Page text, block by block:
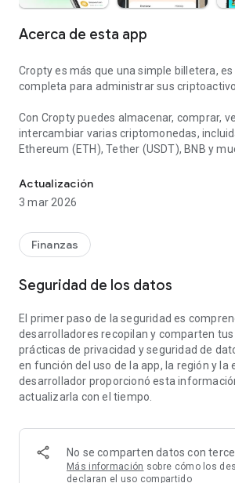
Acerca de esta app
Cropty es más que una simple billetera,
completa para administrar sus
Con Cropty puedes almacenar, comprar,
intercambiar varias criptomonedas,
Ethereum (ETH), Tether (USDT), BNB y
diversificar su cartera y administrarla en
significa que puede almacenar y
Ethereum, Binance Smart Chain y Tron
almacenar sus criptoactivos. Ofrecemos
únicas para ganar dinero con sus activos.
préstamos y depósitos criptográficos,
sobre sus criptomonedas, obteniendo
con creces las tasas bancarias
Invita a tus amigos y conocidos y obtén
cada nuevo usuario que se registre y
También ofrecemos oportunidades de
Actualización
3 mar 2026
Finanzas
Seguridad de los datos
El primer paso de la seguridad es
desarrolladores recopilan y comparten tus
prácticas de privacidad y seguridad de
en función del uso de la app, la región y la
desarrollador proporcionó esta
actualizarla con el tiempo.
No se comparten datos con
Más información sobre cómo los
declaran el uso compartido